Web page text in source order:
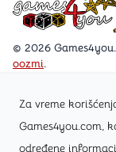
Za vreme
Games4you.com,
određene
© 2026
oozmi.
Posetite